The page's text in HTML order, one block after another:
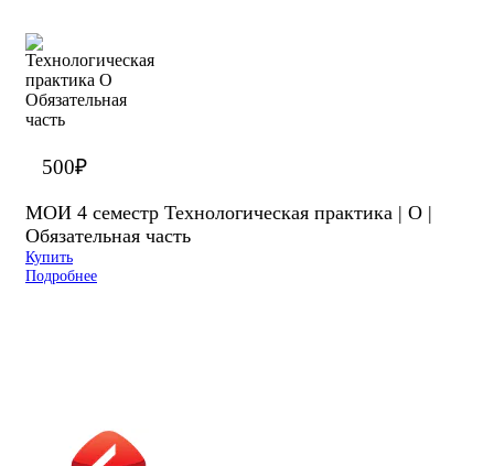
500₽
МОИ 4 семестр Технологическая практика | О |
Обязательная часть
Купить
Подробнее